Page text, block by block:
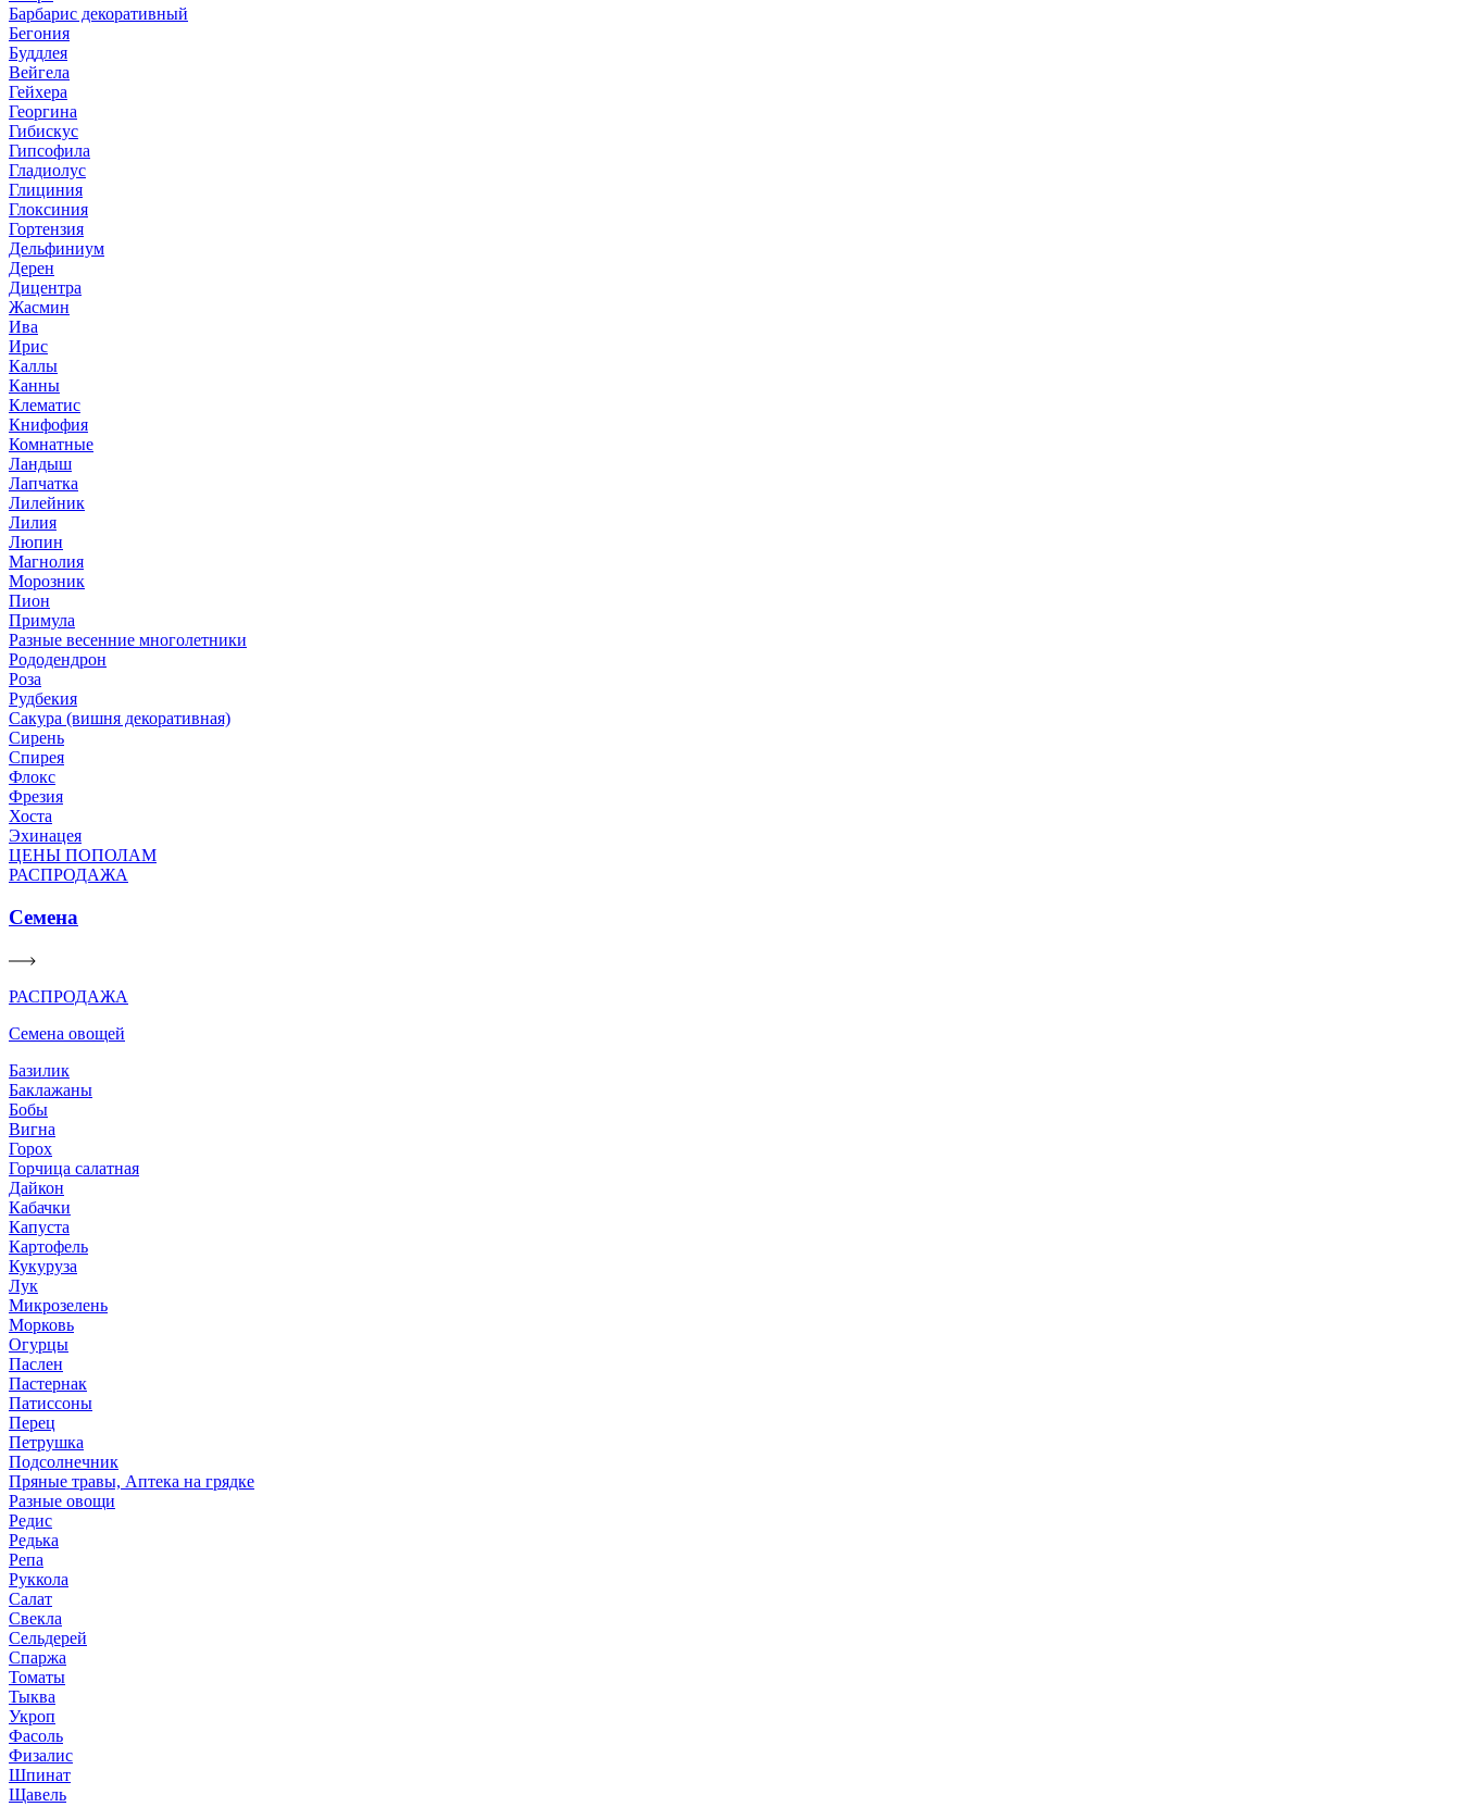
Барбарис декоративный
Бегония
Буддлея
Вейгела
Гейхера
Георгина
Гибискус
Гипсофила
Гладиолус
Глициния
Глоксиния
Гортензия
Дельфиниум
Дерен
Дицентра
Жасмин
Ива
Ирис
Каллы
Канны
Клематис
Книфофия
Комнатные
Ландыш
Лапчатка
Лилейник
Лилия
Люпин
Магнолия
Морозник
Пион
Примула
Разные весенние многолетники
Рододендрон
Роза
Рудбекия
Сакура (вишня декоративная)
Сирень
Спирея
Флокс
Фрезия
Хоста
Эхинацея
ЦЕНЫ ПОПОЛАМ
РАСПРОДАЖА
Семена
РАСПРОДАЖА
Семена овощей
Базилик
Баклажаны
Бобы
Вигна
Горох
Горчица салатная
Дайкон
Кабачки
Капуста
Картофель
Кукуруза
Лук
Микрозелень
Морковь
Огурцы
Паслен
Пастернак
Патиссоны
Перец
Петрушка
Подсолнечник
Пряные травы, Аптека на грядке
Разные овощи
Редис
Редька
Репа
Руккола
Салат
Свекла
Сельдерей
Спаржа
Томаты
Тыква
Укроп
Фасоль
Физалис
Шпинат
Щавель